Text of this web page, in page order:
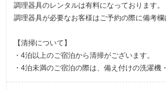
調理器具のレンタルは有料になっております。
調理器具が必要なお客様はご予約の際に備考欄
【清掃について】
・4泊以上のご宿泊から清掃がございます。
・4泊未満のご宿泊の際は、備え付けの洗濯機